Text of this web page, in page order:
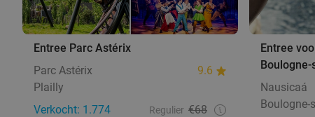
Entree Parc Astérix
Parc Astérix
9.6
Plailly
Verkocht: 1.774
Regulier €68
Entree
Nausicaá
Boulogne-